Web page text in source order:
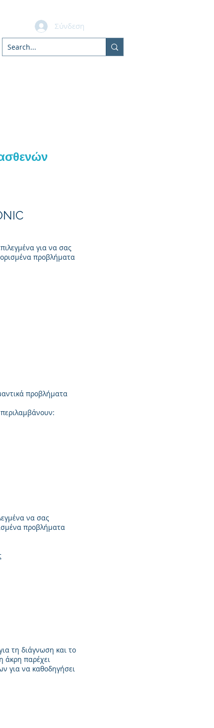
Σύνδεση
για να σας
προβλήματα
προβλήματα
να σας
προβλήματα
τη διάγνωση και το
άκρη παρέχει
για να καθοδηγήσει